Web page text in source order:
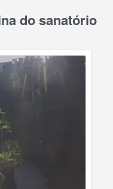
do sanatório